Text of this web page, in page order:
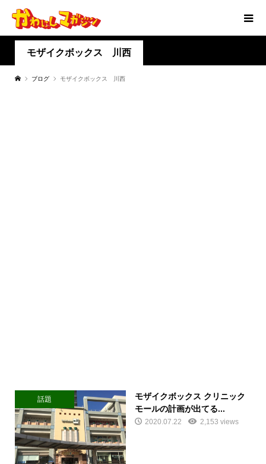
モザイクボックス 川西
ブログ モザイクボックス 川西
話題
モザイクボックス クリニック
モールの計画が出てる...
2020.07.22 2,153 views